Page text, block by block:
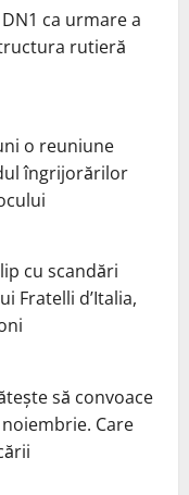
ca urmare a
rutieră
o reuniune
îngrijorărilor
cu scandări
Fratelli d’Italia,
să convoace
Care